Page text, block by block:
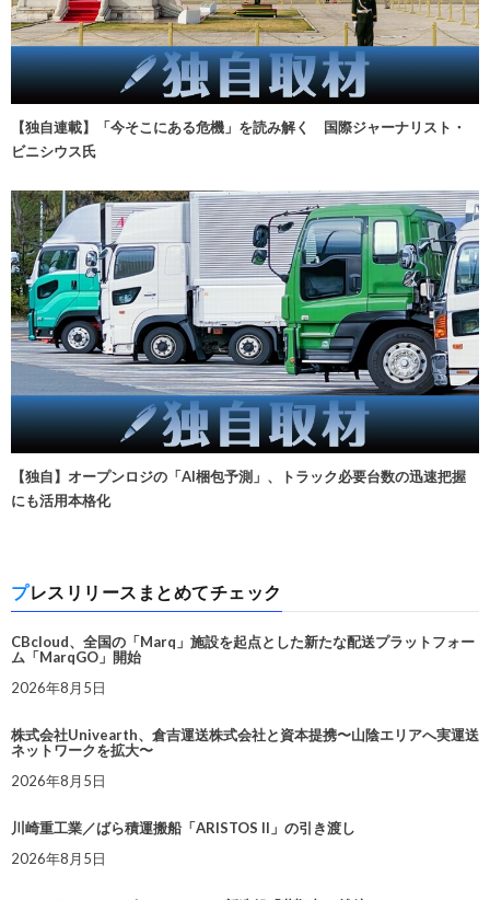
【独自連載】「今そこにある危機」を読み解く 国際ジャーナリスト・
ビニシウス氏
【独自】オープンロジの「AI梱包予測」、トラック必要台数の迅速把握
にも活用本格化
プレスリリースまとめてチェック
CBcloud、全国の「Marq」施設を起点とした新たな配送プラットフォー
ム「MarqGO」開始
2026年8月5日
株式会社Univearth、倉吉運送株式会社と資本提携〜山陰エリアへ実運送
ネットワークを拡大〜
2026年8月5日
川崎重工業／ばら積運搬船「ARISTOS II」の引き渡し
2026年8月5日